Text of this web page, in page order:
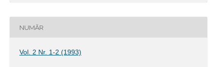
NUMĂR
Vol. 2 Nr. 1-2 (1993)